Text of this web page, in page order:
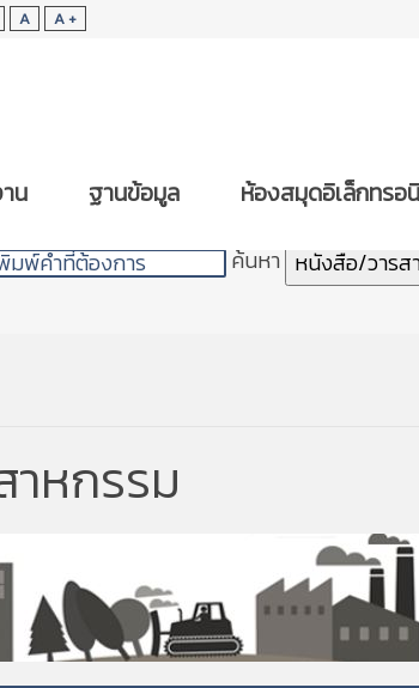
A A +
น ฐานข้อมูล ห้องสมุดอิเล็กทรอ
ค้นหา หนังสือ/วารส
หกรรม